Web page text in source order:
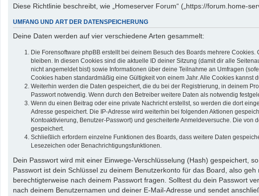
Diese Richtlinie beschreibt, wie „Homeserver Forum“ („https://forum.home-
UMFANG UND ART DER DATENSPEICHERUNG
Deine Daten werden auf vier verschiedene Arten gesammelt:
Die Forensoftware phpBB erstellt bei deinem Besuch des Boards mehrere
bleiben. In diesen Cookies sind die aktuelle ID deiner Sitzung (damit dir alle
nicht angemeldet bist) sowie Informationen über deine Teilnahme an Umfragen
Cookies haben standardmäßig eine Gültigkeit von einem Jahr. Alle Cookies kannst
Weiterhin werden die Daten gespeichert, die du bei der Registrierung, in deinem
Passwort notwendig. Wenn durch den Betreiber weitere Daten als notwendig
Wenn du einen Beitrag oder eine private Nachricht erstellst, so werden die dort
Adresse gespeichert. Die IP-Adresse wird weiterhin bei folgenden Aktionen
Kontoaktivierung, Benutzer-Passwort) und gescheiterte Anmeldeversuche. Die
gespeichert.
Schließlich erfordern einzelne Funktionen des Boards, dass weitere Daten
Lesezeichen oder Benachrichtigungsfunktionen.
Dein Passwort wird mit einer Einwege-Verschlüsselung (Hash) gespeichert,
Passwort ist dein Schlüssel zu deinem Benutzerkonto für das Board, also
berechtigterweise nach deinem Passwort fragen. Solltest du dein Passwort
nach deinem Benutzernamen und deiner E-Mail-Adresse und sendet